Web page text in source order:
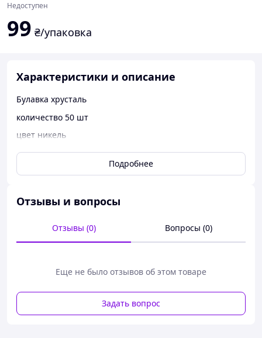
Недоступен
99 ₴/упаковка
Характеристики и описание
Булавка хрусталь
количество 50 шт
цвет никель
Подробнее
Отзывы и вопросы
Отзывы (0) Вопросы (0)
Еще не было отзывов об этом товаре
Задать вопрос